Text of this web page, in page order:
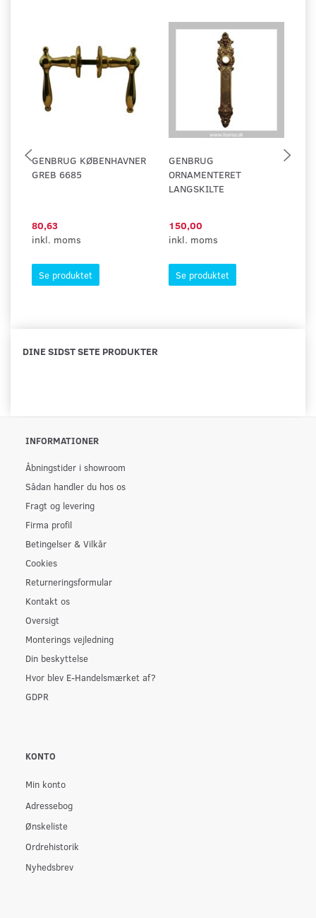
GENBRUG KØBENHAVNER
GREB 6685
80,63
inkl. moms
Se produktet
GENBRUG
ORNAMENTERET
LANGSKILTE
150,00
inkl. moms
Se produktet
DINE SIDST SETE PRODUKTER
INFORMATIONER
Åbningstider i showroom
Sådan handler du hos os
Fragt og levering
Firma profil
Betingelser & Vilkår
Cookies
Returneringsformular
Kontakt os
Oversigt
Monterings vejledning
Din beskyttelse
Hvor blev E-Handelsmærket af?
GDPR
KONTO
Min konto
Adressebog
Ønskeliste
Ordrehistorik
Nyhedsbrev